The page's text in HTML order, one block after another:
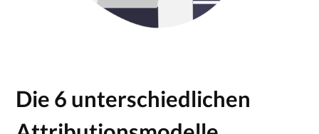
Die 6 unterschiedlichen